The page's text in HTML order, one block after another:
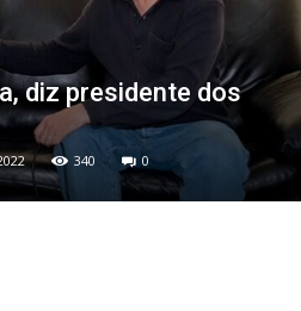
diz presidente dos
340 0